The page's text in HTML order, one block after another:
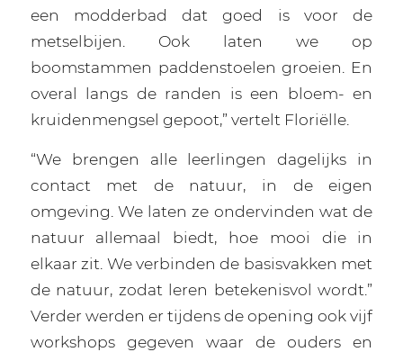
een modderbad dat goed is voor de
metselbijen. Ook laten we op
boomstammen paddenstoelen groeien. En
overal langs de randen is een bloem- en
kruidenmengsel gepoot,” vertelt Floriëlle.
“We brengen alle leerlingen dagelijks in
contact met de natuur, in de eigen
omgeving. We laten ze ondervinden wat de
natuur allemaal biedt, hoe mooi die in
elkaar zit. We verbinden de basisvakken met
de natuur, zodat leren betekenisvol wordt.”
Verder werden er tijdens de opening ook vijf
workshops gegeven waar de ouders en